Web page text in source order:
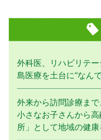
外科医、リハビリテ
島医療を土台に“なん
外来から訪問診療まで
小さなお子さんから
所」として地域の健康